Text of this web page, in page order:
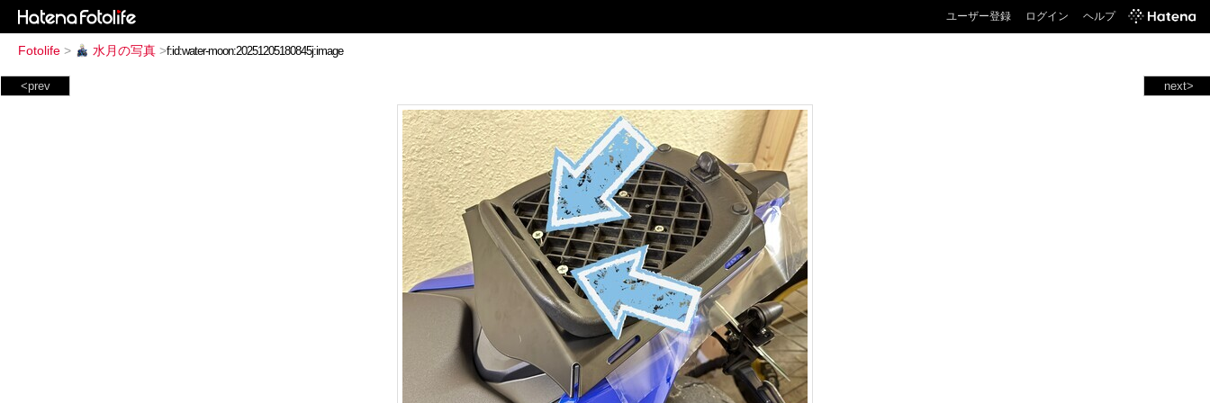
ユーザー登録 ログイン ヘルプ
Fotolife > 水月の写真 >
next>
<prev